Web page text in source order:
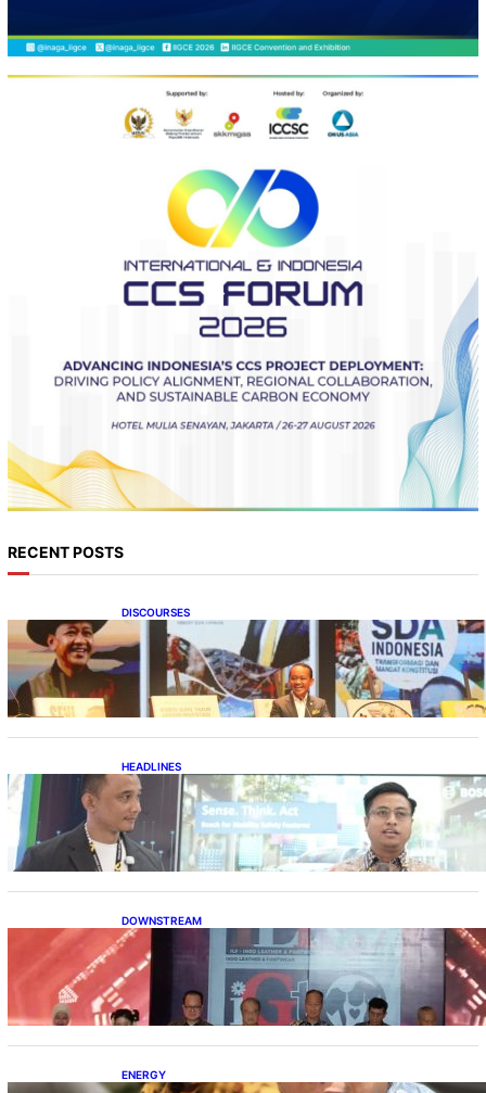
RECENT POSTS
DISCOURSES
Bahlil Luncurkan 10 Buku Rekam Jejak
Kepemimpinan dan Kebijakan
HEADLINES
Teknologi Keselamatan, Penentu Baru
Persaingan Industri Otomotif
DOWNSTREAM
Terbuka, Peluang Usaha bagi IKM Alas Kaki
Lokal
ENERGY